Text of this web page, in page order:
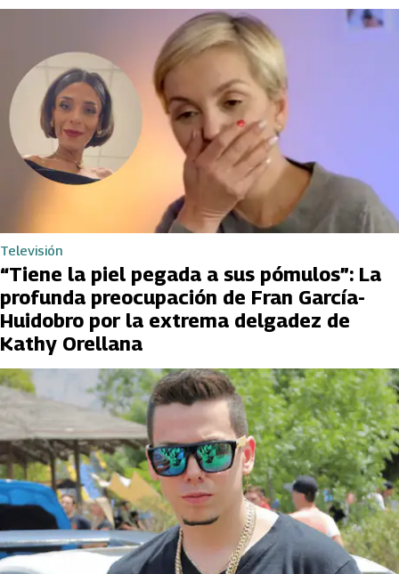
Televisión
“Tiene la piel pegada a sus pómulos”: La
profunda preocupación de Fran García-
Huidobro por la extrema delgadez de
Kathy Orellana